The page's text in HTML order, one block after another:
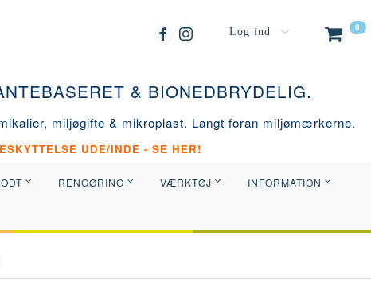
0
Log ind
& BIONEDBRYDELIG.
miljøgifte & mikroplast. Langt foran miljømærkerne.
UDE/INDE - SE HER!
RENGØRING VÆRKTØJ INFORMATION